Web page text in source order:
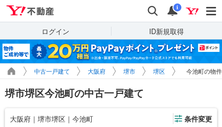
検索 通知
i
ログイン ID新規取得
中古一戸建て 大阪府 堺市 堺区 今池町の物
堺市堺区今池町の中古一戸建て
大阪府｜堺市堺区｜今池町 条件変更